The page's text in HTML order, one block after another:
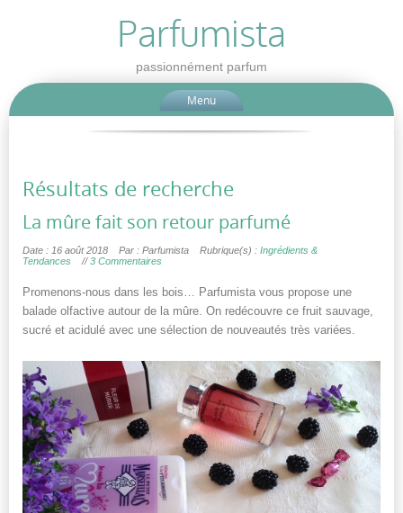
Parfumista
passionnément parfum
Menu
Résultats de recherche
La mûre fait son retour parfumé
Date : 16 août 2018 Par : Parfumista Rubrique(s) : Ingrédients &
Tendances
//3 Commentaires
Promenons-nous dans les bois… Parfumista vous propose une
balade olfactive autour de la mûre. On redécouvre ce fruit sauvage,
sucré et acidulé avec une sélection de nouveautés très variées.